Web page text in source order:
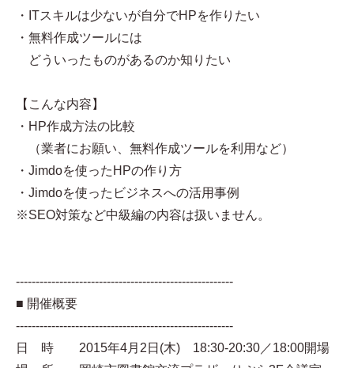
・ITスキルは少ないが自分でHPを作りたい
・無料作成ツールには
どういったものがあるのか知りたい
【こんな内容】
・HP作成方法の比較
（業者にお願い、無料作成ツールを利用など）
・Jimdoを使ったHPの作り方
・Jimdoを使ったビジネスへの活用事例
※SEO対策など中級編の内容は扱いません。
-------------------------------------------------------
■ 開催概要
-------------------------------------------------------
日 時 2015年4月2日(木) 18:30-20:30／18:00開場